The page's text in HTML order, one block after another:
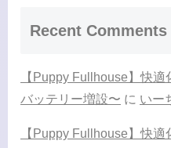
Recent Comments
【Puppy Fullhouse】快
バッテリー増設〜 に いー
【Puppy Fullhouse】快